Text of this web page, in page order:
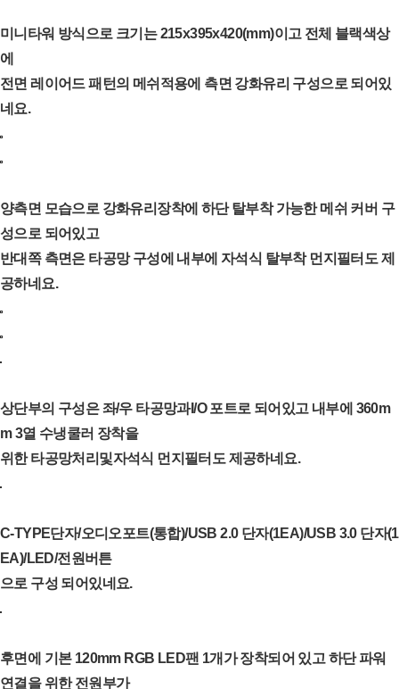
미니타워 방식으로 크기는 215x395x420(mm)이고 전체 블랙색상
에
전면 레이어드 패턴의 메쉬적용에 측면 강화유리 구성으로 되어있
네요.
양측면 모습으로 강화유리장착에 하단 탈부착 가능한 메쉬 커버 구
성으로 되어있고
반대쪽 측면은 타공망 구성에 내부에 자석식 탈부착 먼지필터도 제
공하네요.
상단부의 구성은 좌/우 타공망과I/O 포트로 되어있고 내부에 360m
m 3열 수냉쿨러 장착을
위한 타공망처리및자석식 먼지필터도 제공하네요.
C-TYPE단자/오디오포트(통합)/USB 2.0 단자(1EA)/USB 3.0 단자(1
EA)/LED/전원버튼
으로 구성 되어있네요.
후면에 기본 120mm RGB LED팬 1개가 장착되어 있고 하단 파워
연결을 위한 전원부가